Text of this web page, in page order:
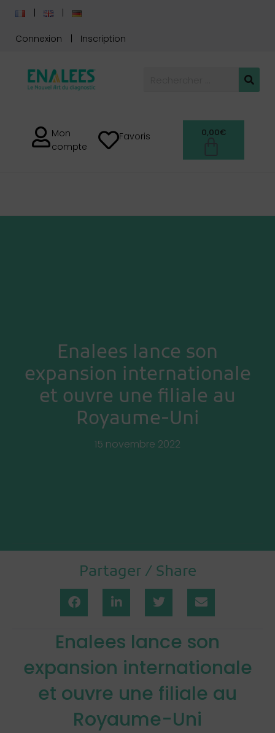
Connexion Inscription
Mon
compte
Favoris 0,00€
Enalees lance son
expansion internationale
et ouvre une filiale au
Royaume-Uni
15 novembre 2022
Partager / Share
Enalees lance son
expansion internationale
et ouvre une filiale au
Royaume-Uni